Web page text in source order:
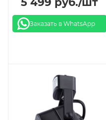
Заказать в WhatsApp